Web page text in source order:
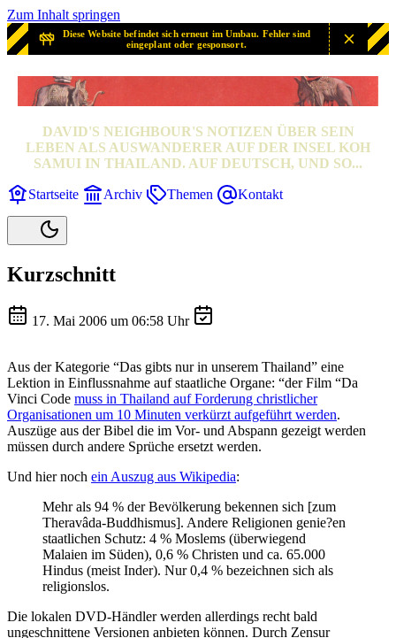
Zum Inhalt springen
Diese Website befindet sich erneut im Umbau. Fehler sind
eingeplant oder gesponsort.
SAMUI? SAMUI!
DAVID'S NEIGHBOUR'S NOTIZEN ÜBER SEIN
LEBEN ALS AUSWANDERER AUF DER INSEL KOH
SAMUI IN THAILAND. AUF DEUTSCH, UND SO...
Startseite Archiv Themen Kontakt
Kurzschnitt
17. Mai 2006 um 06:58 Uhr
Aus der Kategorie “Das gibts nur in unserem Thailand” eine
Lektion in Einflussnahme auf staatliche Organe: “der Film “Da
Vinci Code muss in Thailand auf Forderung christlicher
Organisationen um 10 Minuten verkürzt aufgeführt werden.
Auszüge aus der Bibel die im Vor- und Abspann gezeigt werden
müssen durch andere Sprüche ersetzt werden.
Und hier noch ein Auszug aus Wikipedia:
Mehr als 94 % der Bevölkerung bekennen sich [zum
Theravâda-Buddhismus]. Andere Religionen genie?en
staatlichen Schutz: 4 % Moslems (überwiegend
Malaien im Süden), 0,6 % Christen und ca. 65.000
Hindus (meist Inder). Nur 0,4 % bezeichnen sich als
religionslos.
Die lokalen DVD-Händler werden allerdings recht bald
ungeschnittene Versionen anbieten können. Durch Zensur